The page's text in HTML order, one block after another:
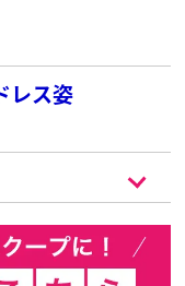
レス姿